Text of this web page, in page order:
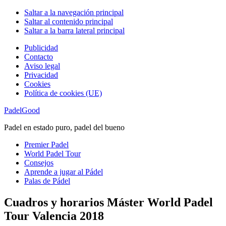
Saltar a la navegación principal
Saltar al contenido principal
Saltar a la barra lateral principal
Publicidad
Contacto
Aviso legal
Privacidad
Cookies
Política de cookies (UE)
PadelGood
Padel en estado puro, padel del bueno
Premier Padel
World Padel Tour
Consejos
Aprende a jugar al Pádel
Palas de Pádel
Cuadros y horarios Máster World Padel
Tour Valencia 2018